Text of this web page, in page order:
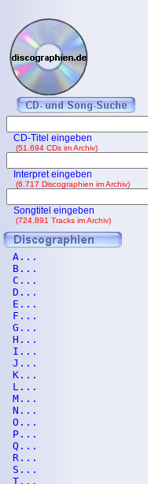
CD-Titel eingeben
(51.694 CDs im Archiv)
Interpret eingeben
(6.717 Discographien im Archiv)
Songtitel eingeben
(724.891 Tracks im Archiv)
A...
B...
C...
D...
E...
F...
G...
H...
I...
J...
K...
L...
M...
N...
O...
P...
Q...
R...
S...
T...